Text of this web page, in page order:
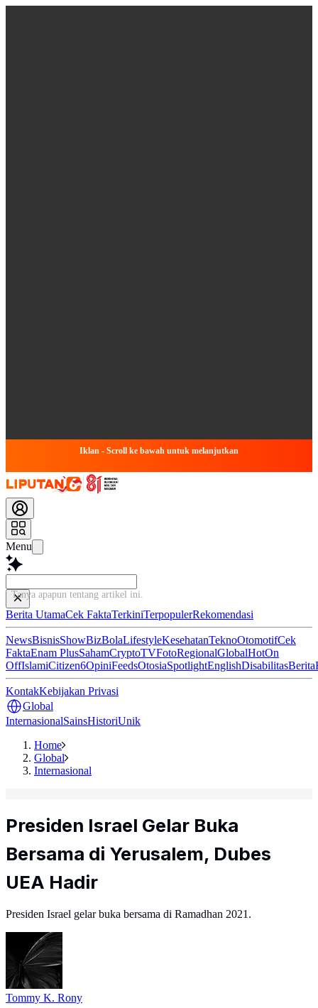
Iklan - Scroll ke bawah untuk melanjutkan
Menu
Tanya apapun tentang artikel in
Berita UtamaCek FaktaTerkiniTerpopulerRekomendasi
NewsBisnisShowBizBolaLifestyleKesehatanTeknoOtomotifCek
FaktaEnam PlusSahamCryptoTVFotoRegionalGlobalHotOn
OffIslamiCitizen6OpiniFeedsOtosiaSpotlightEnglishDisabilitasBerita
KontakKebijakan Privasi
Global
InternasionalSainsHistoriUnik
Home
Global
Internasional
Presiden Israel Gelar Buka
Bersama di Yerusalem, Dubes
UEA Hadir
Presiden Israel gelar buka bersama di Ramadhan 2021.
Tommy K. Rony